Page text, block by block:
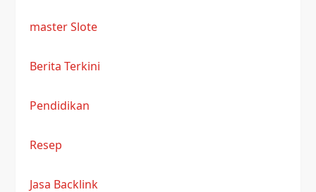
master Slote
Berita Terkini
Pendidikan
Resep
Jasa Backlink